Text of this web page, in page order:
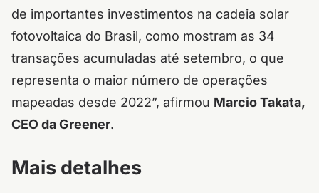
de importantes investimentos na cadeia solar
fotovoltaica do Brasil, como mostram as 34
transações acumuladas até setembro, o que
representa o maior número de operações
mapeadas desde 2022”, afirmou Marcio Takata,
CEO da Greener.
Mais detalhes